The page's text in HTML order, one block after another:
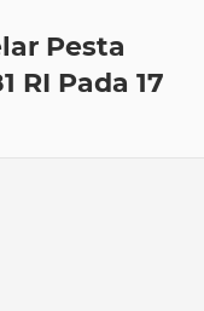
Pesta
RI Pada 17